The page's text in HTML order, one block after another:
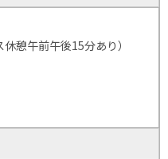
憩午前午後15分あり）